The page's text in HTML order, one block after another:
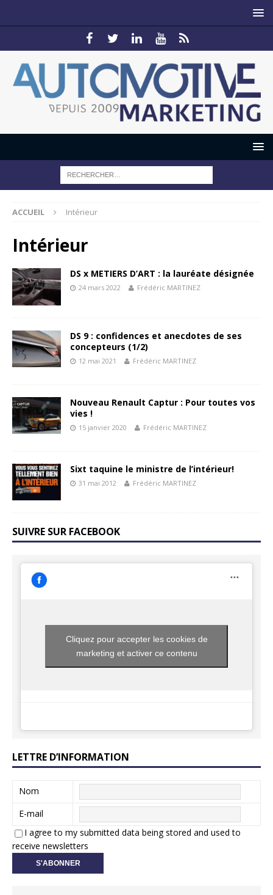
ACCUEIL Intérieur
Intérieur
DS x METIERS D’ART : la lauréate désignée
24 mars 2022 Frédéric MARTINEZ
DS 9 : confidences et anecdotes de ses
concepteurs (1/2)
12 mai 2021 Frédéric MARTINEZ
Nouveau Renault Captur : Pour toutes vos
vies !
15 janvier 2020 Frédéric MARTINEZ
Sixt taquine le ministre de l’intérieur!
31 mai 2012 Frédéric MARTINEZ
SUIVRE SUR FACEBOOK
Cliquez pour accepter les cookies de
marketing et activer ce contenu
LETTRE D’INFORMATION
Nom
E-mail
I agree to my submitted data being stored and used to
receive newsletters